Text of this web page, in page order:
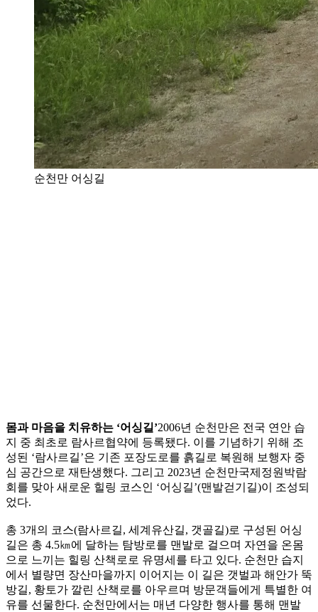
순천만 어싱길
몸과 마음을 치유하는 ‘어싱길’2006년 순천만은 전국 연안 습
지 중 최초로 람사르협약에 등록됐다. 이를 기념하기 위해 조
성된 ‘람사르길’은 기존 포장도로를 흙길로 복원해 보행자 중
심 공간으로 재탄생했다. 그리고 2023년 순천만국제정원박람
회를 맞아 새로운 힐링 코스인 ‘어싱길’(맨발걷기길)이 조성되
었다.
총 3개의 코스(람사르길, 세계유산길, 갯골길)로 구성된 어싱
길은 총 4.5㎞에 달하는 탐방로를 맨발로 걸으며 자연을 온몸
으로 느끼는 힐링 산책로로 유명세를 타고 있다. 순천만 습지
에서 별량면 장산마을까지 이어지는 이 길은 갯벌과 해안가 뚝
방길, 황토가 깔린 산책로를 아우르며 방문객들에게 특별한 여
유를 선물한다. 순천만에서는 매년 다양한 행사를 통해 맨발